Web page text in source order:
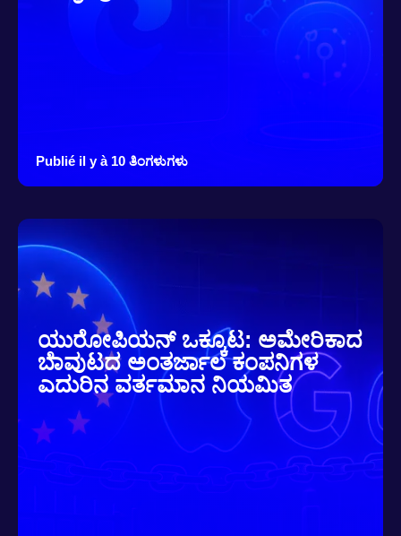
Publié il y à 10 ತಿಂಗಳುಗಳು
ಯುರೋಪಿಯನ್ ಒಕ್ಕೂಟ: ಅಮೇರಿಕಾದ
ಬೆಾವುಟದ ಅಂತರ್ಜಾಲ ಕಂಪನಿಗಳ
ಎದುರಿನ ವರ್ತಮಾನ ನಿಯಮಿತ